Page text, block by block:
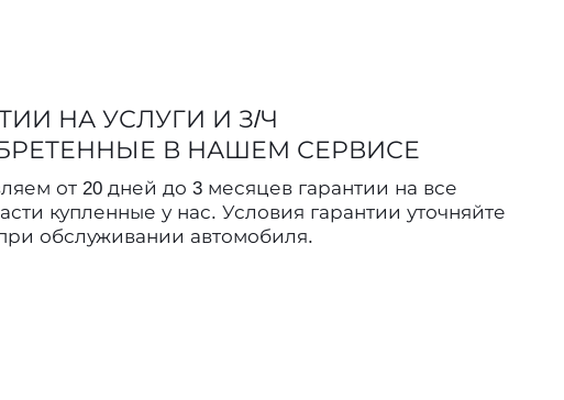
НА УСЛУГИ И З/Ч
В НАШЕМ СЕРВИСЕ
от 20 дней до 3 месяцев гарантии на все
купленные у нас. Условия гарантии уточняйте
обслуживании автомобиля.